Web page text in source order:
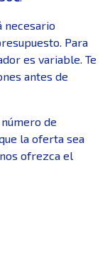
necesario
Para
es variable. Te
antes de
de
la oferta sea
ofrezca el